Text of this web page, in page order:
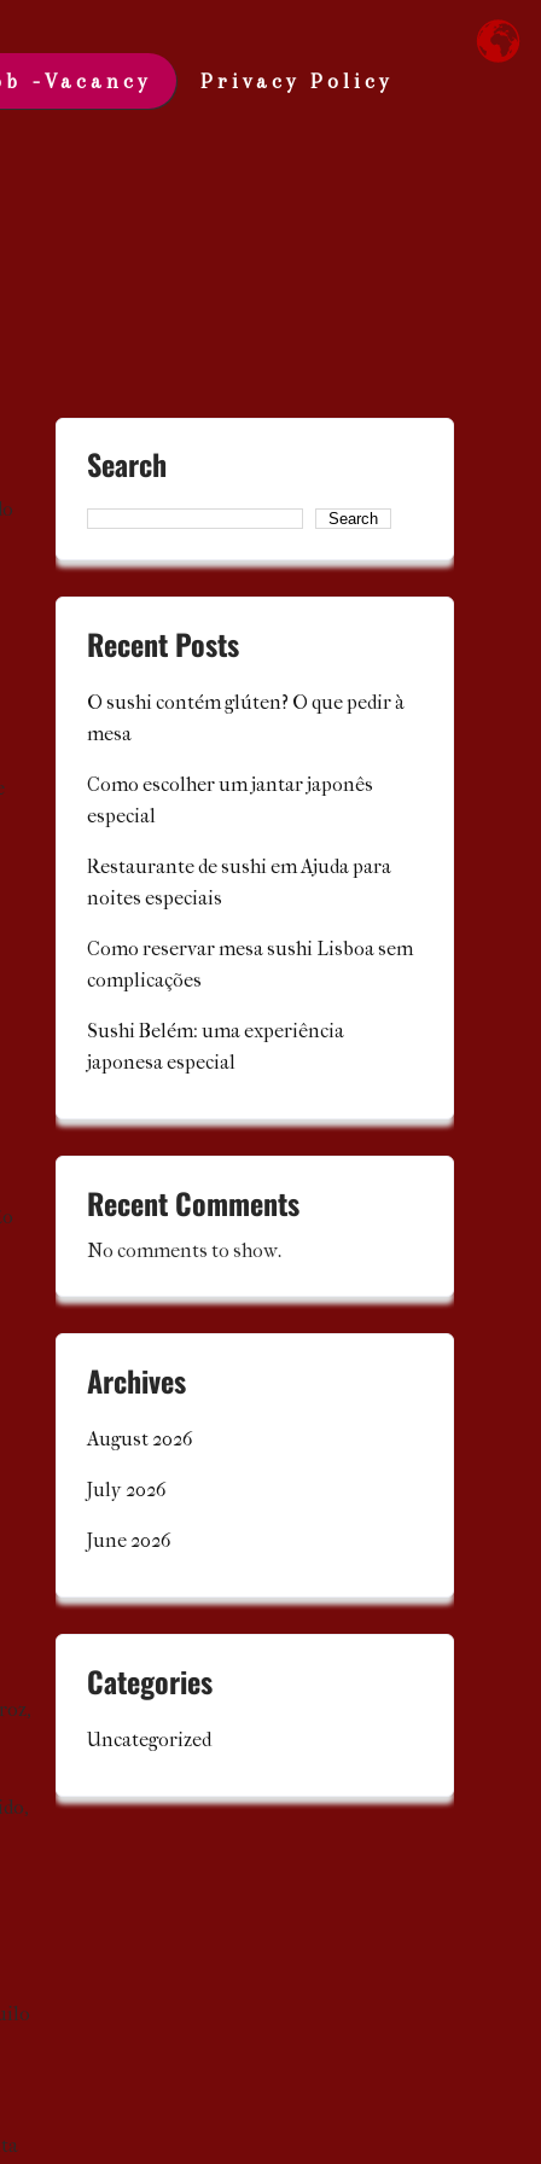
-Vacancy Privacy Policy
Search
Search
Recent Posts
O sushi contém glúten? O que pedir à
mesa
Como escolher um jantar japonês
especial
Restaurante de sushi em Ajuda para
noites especiais
Como reservar mesa sushi Lisboa sem
complicações
Sushi Belém: uma experiência
japonesa especial
Recent Comments
No comments to show.
Archives
August 2026
July 2026
June 2026
Categories
Uncategorized